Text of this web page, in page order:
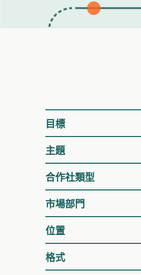
篩
選
器
目標
主題
合作社類型
市場部門
位置
格式